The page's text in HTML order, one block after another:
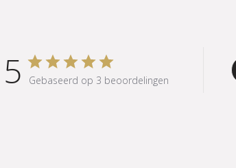
5 Gebaseerd op 3 beoordelingen